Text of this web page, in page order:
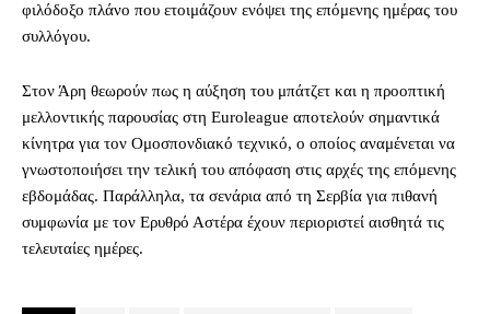
φιλόδοξο πλάνο που ετοιμάζουν ενόψει της επόμενης ημέρας του
συλλόγου.
Στον Άρη θεωρούν πως η αύξηση του μπάτζετ και η προοπτική
μελλοντικής παρουσίας στη Euroleague αποτελούν σημαντικά
κίνητρα για τον Ομοσπονδιακό τεχνικό, ο οποίος αναμένεται να
γνωστοποιήσει την τελική του απόφαση στις αρχές της επόμενης
εβδομάδας. Παράλληλα, τα σενάρια από τη Σερβία για πιθανή
συμφωνία με τον Ερυθρό Αστέρα έχουν περιοριστεί αισθητά τις
τελευταίες ημέρες.